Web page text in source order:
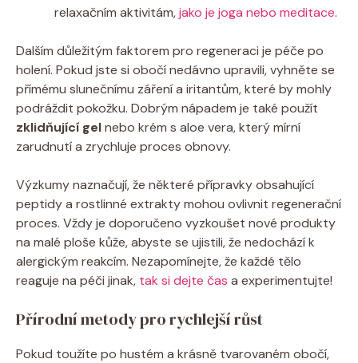
relaxačním aktivitám,jako je joga nebo meditace.
Dalším důležitým faktorem pro regeneraci je péče po
holení. Pokud jste si obočí nedávno upravili, vyhněte se
přímému slunečnímu záření a iritantům, které by mohly
podráždit pokožku. Dobrým nápadem je také použít
zklidňující gelnebo krém s aloe vera, který mírní
zarudnutí a zrychluje proces obnovy.
Výzkumy naznačují, že některé přípravky obsahující
peptidy a rostlinné extrakty mohou ovlivnit regenerační
proces. Vždy je doporučeno vyzkoušet nové produkty
na malé ploše kůže, abyste se ujistili, že nedochází k
alergickým reakcím. Nezapomínejte, že každé tělo
reaguje na péči jinak, tak si dejte čas a experimentujte!
Přírodní metody pro rychlejší růst
Pokud toužíte po hustém a krásně tvarovaném obočí,